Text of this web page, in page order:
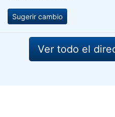
Sugerir cambio
Ver todo el